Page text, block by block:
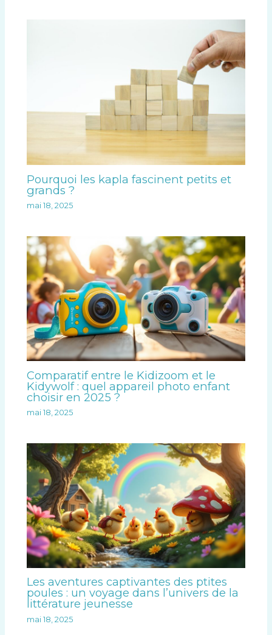
Pourquoi les kapla fascinent petits et
grands ?
mai 18, 2025
Comparatif entre le Kidizoom et le
Kidywolf : quel appareil photo enfant
choisir en 2025 ?
mai 18, 2025
Les aventures captivantes des ptites
poules : un voyage dans l’univers de la
littérature jeunesse
mai 18, 2025